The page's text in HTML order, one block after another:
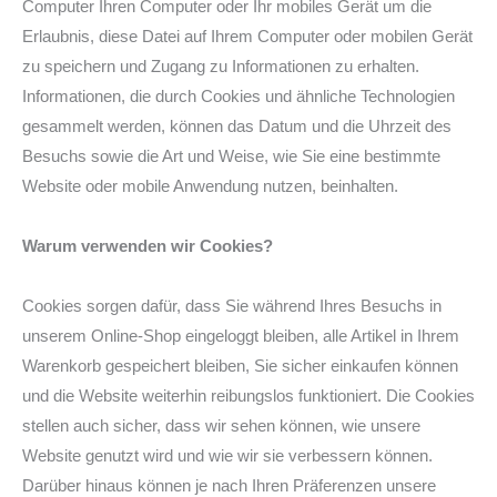
Computer Ihren Computer oder Ihr mobiles Gerät um die
Erlaubnis, diese Datei auf Ihrem Computer oder mobilen Gerät
zu speichern und Zugang zu Informationen zu erhalten.
Informationen, die durch Cookies und ähnliche Technologien
gesammelt werden, können das Datum und die Uhrzeit des
Besuchs sowie die Art und Weise, wie Sie eine bestimmte
Website oder mobile Anwendung nutzen, beinhalten.
Warum verwenden wir Cookies?
Cookies sorgen dafür, dass Sie während Ihres Besuchs in
unserem Online-Shop eingeloggt bleiben, alle Artikel in Ihrem
Warenkorb gespeichert bleiben, Sie sicher einkaufen können
und die Website weiterhin reibungslos funktioniert. Die Cookies
stellen auch sicher, dass wir sehen können, wie unsere
Website genutzt wird und wie wir sie verbessern können.
Darüber hinaus können je nach Ihren Präferenzen unsere